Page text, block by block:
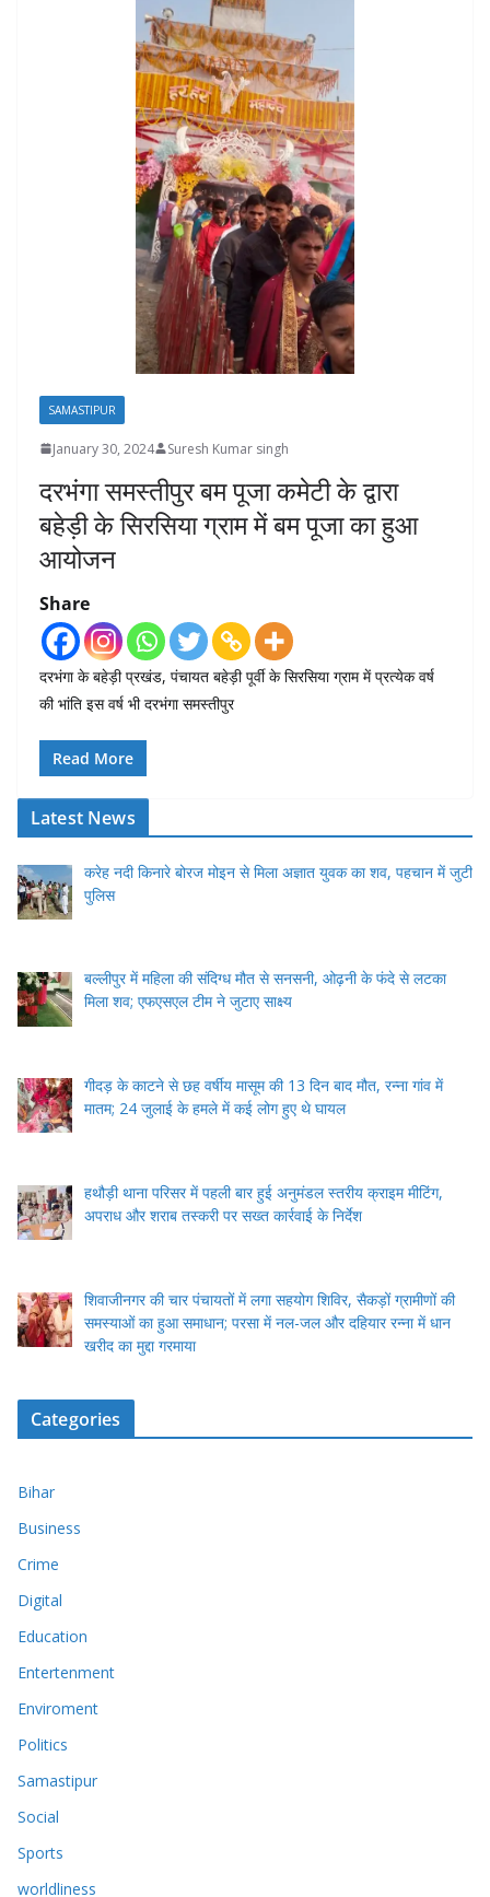
SAMASTIPUR
January 30, 2024 Suresh Kumar singh
दरभंगा समस्तीपुर बम पूजा कमेटी के द्वारा
बहेड़ी के सिरसिया ग्राम में बम पूजा का हुआ
आयोजन
Share
दरभंगा के बहेड़ी प्रखंड, पंचायत बहेड़ी पूर्वी के सिरसिया ग्राम में प्रत्येक वर्ष
की भांति इस वर्ष भी दरभंगा समस्तीपुर
Read More
Latest News
करेह नदी किनारे बोरज मोइन से मिला अज्ञात युवक का शव, पहचान में जुटी
पुलिस
बल्लीपुर में महिला की संदिग्ध मौत से सनसनी, ओढ़नी के फंदे से लटका
मिला शव; एफएसएल टीम ने जुटाए साक्ष्य
गीदड़ के काटने से छह वर्षीय मासूम की 13 दिन बाद मौत, रन्ना गांव में
मातम; 24 जुलाई के हमले में कई लोग हुए थे घायल
हथौड़ी थाना परिसर में पहली बार हुई अनुमंडल स्तरीय क्राइम मीटिंग,
अपराध और शराब तस्करी पर सख्त कार्रवाई के निर्देश
शिवाजीनगर की चार पंचायतों में लगा सहयोग शिविर, सैकड़ों ग्रामीणों की
समस्याओं का हुआ समाधान; परसा में नल-जल और दहियार रन्ना में धान
खरीद का मुद्दा गरमाया
Categories
Bihar
Business
Crime
Digital
Education
Entertenment
Enviroment
Politics
Samastipur
Social
Sports
worldliness